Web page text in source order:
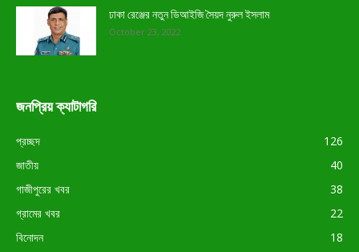
ঢাকা রেঞ্জের নতুন ডিআইজি সৈয়দ নুরুল ইসলাম
October 23, 2022
জনপ্রিয় ক্যাটাগরি
প্রচ্ছদ
126
জাতীয়
40
গাজীপুরের খবর
38
গ্রামের খবর
22
বিনোদন
18